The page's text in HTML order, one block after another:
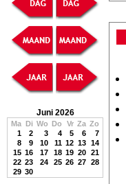
Juni 2026
Ma Di Wo Do Vr Za Zo
1
2 3 4 5 6
7
8
9 10 11 12 13 14
15 16 17 18 19 20 21
22 23 24 25 26 27 28
29 30